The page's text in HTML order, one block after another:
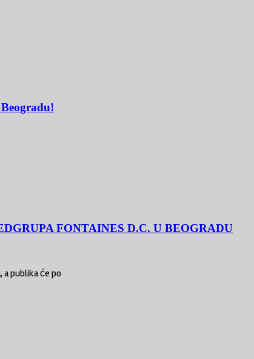
FONTAINES D.C. U BEOGRADU
a publika će po